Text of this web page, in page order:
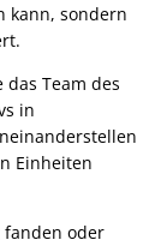
kann, sondern
Team des
in
Einheiten
fanden oder